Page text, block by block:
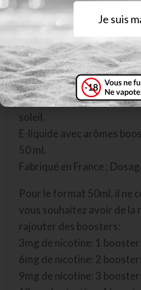
Informations
Avis (0)
Description
Pastèque – melon, le duo
soleil.
E-liquide avec arômes
50 ml.
Fabriqué en France ;
Pour le format 50ml, il ne
vous souhaitez avoir de la
rajouter des boosters:
3mg de nicotine: 1 booster
6mg de nicotine: 2
9mg de nicotine: 3
Je suis